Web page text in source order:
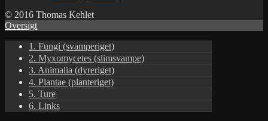
© 2016 Thomas Kehlet
Oversigt
1. Fungi (svamperiget)
2. Myxomycetes (slimsvampe)
3. Animalia (dyreriget)
4. Plantae (planteriget)
5. Ture
6. Links